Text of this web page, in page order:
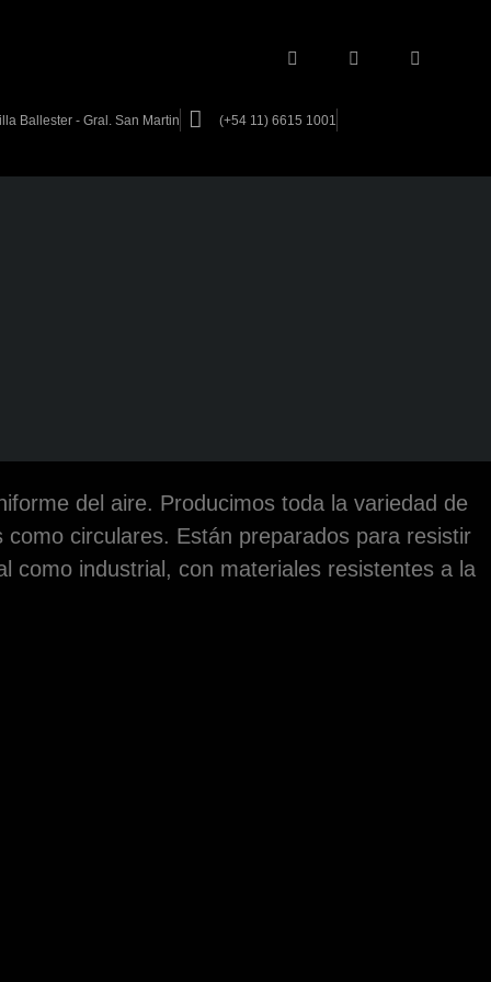
Ballester - Gral. San Martin (+54 11) 6615 1001
del aire. Producimos toda la variedad de
circulares. Están preparados para resistir
como industrial, con materiales resistentes a la